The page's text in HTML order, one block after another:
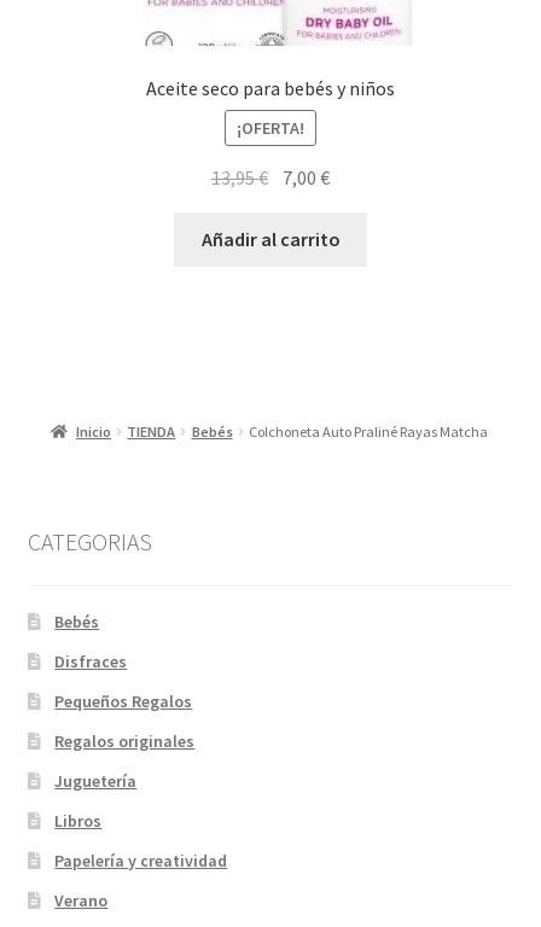
Aceite seco para bebés y niños
¡OFERTA!
13,95€ El
original
7,00€El
actual
Añadir al carrito
Inicio TIENDA Bebés Colchoneta Auto Praliné Rayas Matcha
CATEGORIAS
Bebés
Disfraces
Pequeños Regalos
Regalos originales
Juguetería
Libros
Papelería y creatividad
Verano